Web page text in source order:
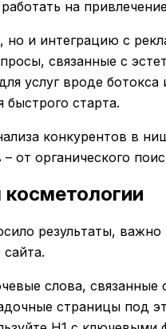
на
но и интеграцию с
связанные с
услуг вроде
старта.
конкурентов в
от органического
результаты,
слова,
страницы под